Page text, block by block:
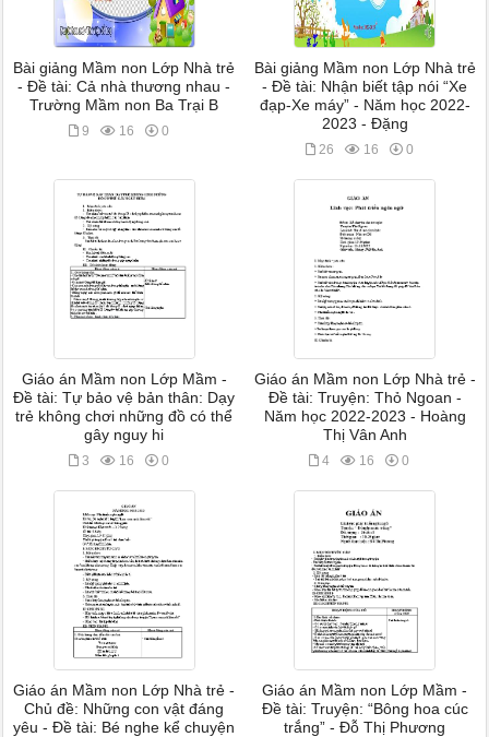
Bài giảng Mầm non Lớp Nhà trẻ
- Đề tài: Cả nhà thương nhau -
Trường Mầm non Ba Trại B
9 16 0
Bài giảng Mầm non Lớp Nhà trẻ
- Đề tài: Nhận biết tập nói “Xe
đạp-Xe máy” - Năm học 2022-
2023 - Đặng
26 16 0
Giáo án Mầm non Lớp Mầm -
Đề tài: Tự bảo vệ bản thân: Dạy
trẻ không chơi những đồ có thể
gây nguy hi
3 16 0
Giáo án Mầm non Lớp Nhà trẻ -
Đề tài: Truyện: Thỏ Ngoan -
Năm học 2022-2023 - Hoàng
Thị Vân Anh
4 16 0
Giáo án Mầm non Lớp Nhà trẻ -
Chủ đề: Những con vật đáng
yêu - Đề tài: Bé nghe kể chuyện
Giáo án Mầm non Lớp Mầm -
Đề tài: Truyện: “Bông hoa cúc
trắng” - Đỗ Thị Phương